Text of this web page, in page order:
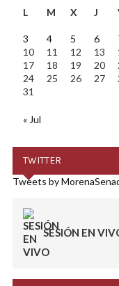
L
M X J
3
4 5 6
10
11 12 13
17
18 19 20
24
25 26 27
31
« Jul
TWITTER
Tweets by
SESIÓN EN